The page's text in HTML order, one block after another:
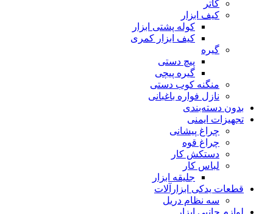
کاتر
کیف ابزار
کوله پشتی ابزار
کیف ابزار کمری
گیره
پیچ دستی
گیره پیچی
منگنه کوب دستی
نازل فواره باغبانی
بدون دسته‌بندی
تجهیزات ایمنی
چراغ پیشانی
چراغ قوه
دستکش کار
لباس کار
جلیقه ابزار
قطعات یدکی ابزارآلات
سه نظام دریل
لوازم جانبی ابزار